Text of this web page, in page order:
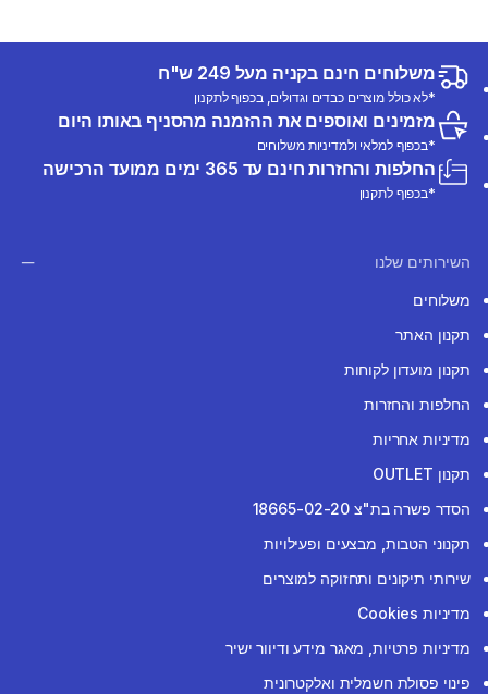
משלוחים חינם בקניה מעל 249 ש"ח
*לא כולל מוצרים כבדים וגדולים, בכפוף לתקנון
מזמינים ואוספים את ההזמנה מהסניף באותו היום
*בכפוף למלאי ולמדיניות משלוחים
החלפות והחזרות חינם עד 365 ימים ממועד הרכישה
*בכפוף לתקנון
השירותים שלנו
משלוחים
תקנון האתר
תקנון מועדון לקוחות
החלפות והחזרות
מדיניות אחריות
תקנון OUTLET
הסדר פשרה בת"צ 18665-02-20
תקנוני הטבות, מבצעים ופעילויות
שירותי תיקונים ותחזוקה למוצרים
מדיניות Cookies
מדיניות פרטיות, מאגר מידע ודיוור ישיר
פינוי פסולת חשמלית ואלקטרונית